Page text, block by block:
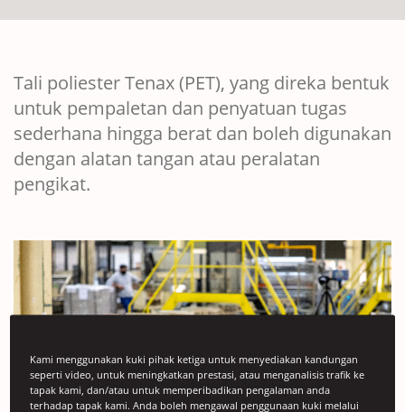
Tali poliester Tenax (PET), yang direka bentuk
untuk pempaletan dan penyatuan tugas
sederhana hingga berat dan boleh digunakan
dengan alatan tangan atau peralatan
pengikat.
Kami menggunakan kuki pihak ketiga untuk menyediakan kandungan
seperti video, untuk meningkatkan prestasi, atau menganalisis trafik ke
tapak kami, dan/atau untuk memperibadikan pengalaman anda
terhadap tapak kami. Anda boleh mengawal penggunaan kuki melalui